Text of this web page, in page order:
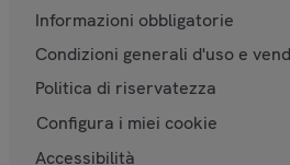
Informazioni obbligatorie
Condizioni generali d'uso e
Politica di riservatezza
Configura i miei cookie
Accessibilità